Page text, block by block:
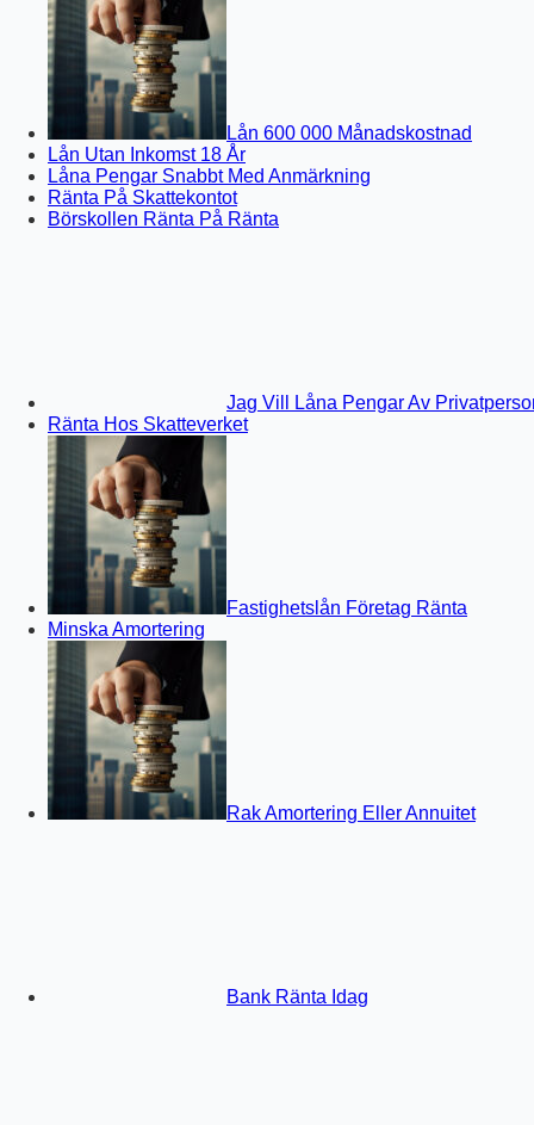
Lån 600 000 Månadskostnad
Lån Utan Inkomst 18 År
Låna Pengar Snabbt Med Anmärkning
Ränta På Skattekontot
Börskollen Ränta På Ränta
Jag Vill Låna Pengar Av
Ränta Hos Skatteverket
Fastighetslån Företag Ränta
Minska Amortering
Rak Amortering Eller Annuitet
Bank Ränta Idag